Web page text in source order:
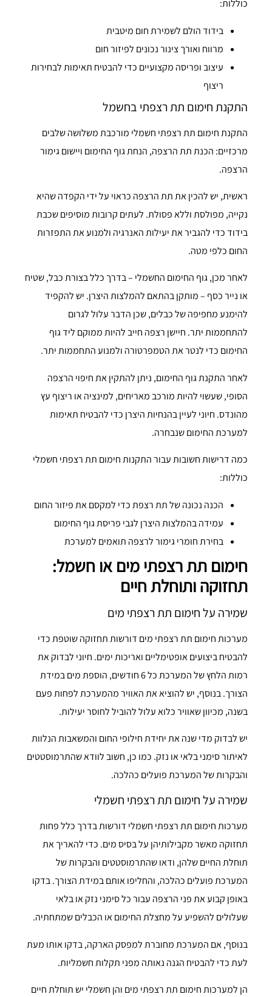
כוללות:
בידוד הולם לשמירת חום מיטבית
מרווח ואורך צינור נכונים לפיזור חום
עיצוב ופריסה מקצועיים כדי להבטיח תאימות לבחירות
ריצוף
התקנת חימום תת רצפתי בחשמל
התקנת חימום תת רצפתי חשמלי מורכבת משלושה שלבים
מרכזיים: הכנת תת הרצפה, הנחת גוף החימום ויישום גימור
הרצפה.
ראשית, יש להכין את תת הרצפה כראוי על ידי הקפדה שהיא
נקייה, מפולסת וללא פסולת. לעתים קרובות מוסיפים שכבת
בידוד כדי להגביר את יעילות האנרגיה ולמנוע את התפזרות
החום כלפי מטה.
לאחר מכן, גוף החימום החשמלי – בדרך כלל בצורת כבל, שטיח
או נייר כסף – מותקן בהתאם להמלצות היצרן. יש להקפיד
להימנע מחפיפה של כבלים, שכן הדבר עלול לגרום
להתחממות יתר. חיישן רצפה חייב להיות ממוקם ליד גוף
החימום כדי לנטר את הטמפרטורה ולמנוע התחממות יתר.
לאחר התקנת גוף החימום, ניתן להתקין את חיפוי הרצפה
הסופי, שעשוי להיות מורכב מאריחים, למינציה או ריצוף עץ
מהונדס. חיוני לעיין בהנחיות היצרן כדי להבטיח תאימות
למערכת החימום שנבחרה.
כמה דרישות חשובות עבור התקנות חימום תת רצפתי חשמלי
כוללות:
הכנה נכונה של תת רצפת כדי למקסם את פיזור החום
עמידה בהמלצות היצרן לגבי פריסת גוף החימום
בחירת חומרי גימור לרצפה תואמים למערכת
חימום תת רצפתי מים או חשמל:
תחזוקה ותוחלת חיים
שמירה על חימום תת רצפתי מים
מערכות חימום תת רצפתי מים דורשות תחזוקה שוטפת כדי
להבטיח ביצועים אופטימליים ואריכות ימים. חיוני לבדוק את
רמות הלחץ של המערכת כל 6 חודשים, הוספת מים במידת
הצורך. בנוסף, יש להוציא את האוויר מהמערכת לפחות פעם
בשנה, מכיוון שאוויר כלוא עלול להוביל לחוסר יעילות.
יש לבדוק מדי שנה את יחידת חילופי החום והמשאבות הנלוות
לאיתור סימני בלאי או נזק. כמו כן, חשוב לוודא שהתרמוסטטים
והבקרות של המערכת פועלים כהלכה.
שמירה על חימום תת רצפתי חשמלי
מערכות חימום תת רצפתי חשמלי דורשות בדרך כלל פחות
תחזוקה מאשר מקבילותיהן על בסיס מים. כדי להאריך את
תוחלת החיים שלהן, ודאו שהתרמוסטטים והבקרות של
המערכת פועלים כהלכה, והחליפו אותם במידת הצורך. בדקו
באופן קבוע את פני הרצפה עבור כל סימני נזק או בלאי
שעלולים להשפיע על מחצלת החימום או הכבלים שמתחתיה.
בנוסף, אם המערכת מחוברת למפסק הארקה, בדקו אותו מעת
לעת כדי להבטיח הגנה נאותה מפני תקלות חשמליות.
הן למערכות חימום תת רצפתי מים והן חשמלי יש תוחלת חיים